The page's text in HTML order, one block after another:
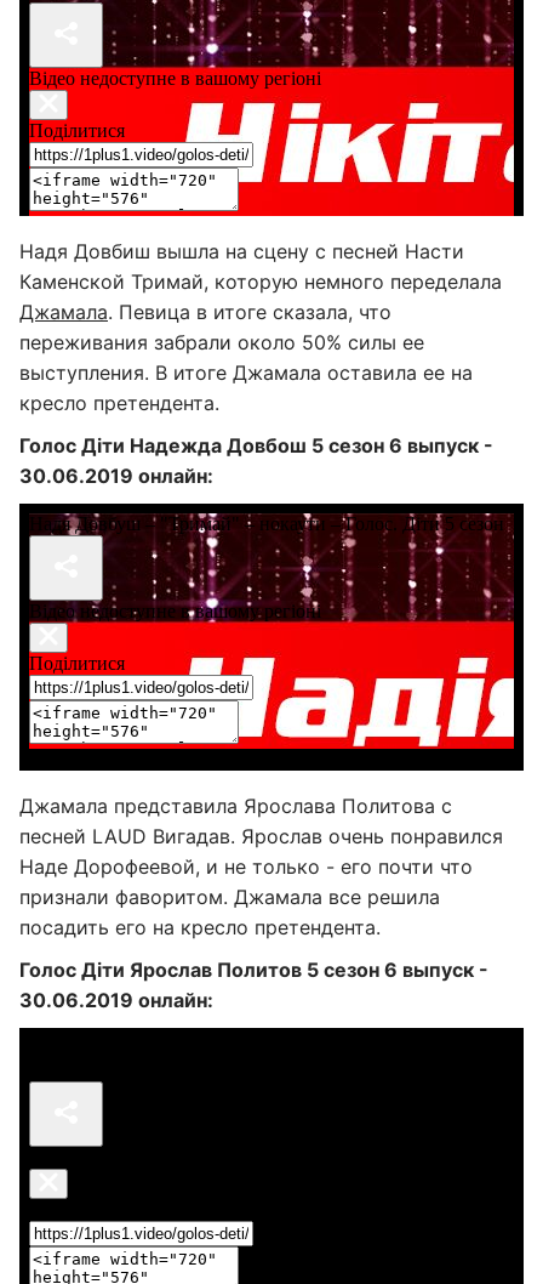
Надя Довбиш вышла на сцену с песней Насти
Каменской Тримай, которую немного переделала
Джамала. Певица в итоге сказала, что
переживания забрали около 50% силы ее
выступления. В итоге Джамала оставила ее на
кресло претендента.
Голос Діти Надежда Довбош 5 сезон 6 выпуск -
30.06.2019 онлайн:
Джамала представила Ярослава Политова с
песней LAUD Вигадав. Ярослав очень понравился
Наде Дорофеевой, и не только - его почти что
признали фаворитом. Джамала все решила
посадить его на кресло претендента.
Голос Діти Ярослав Политов 5 сезон 6 выпуск -
30.06.2019 онлайн: